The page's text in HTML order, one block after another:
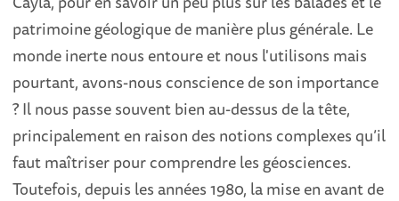
patrimoine géologique de manière plus générale. Le
monde inerte nous entoure et nous l'utilisons mais
pourtant, avons-nous conscience de son importance
? Il nous passe souvent bien au-dessus de la tête,
principalement en raison des notions complexes qu’il
faut maîtriser pour comprendre les géosciences.
Toutefois, depuis les années 1980, la mise en avant de